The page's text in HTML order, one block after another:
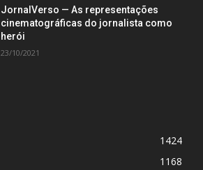
JornalVerso — As representações
cinematográficas do jornalista como
herói
23/10/2021
1424
1168